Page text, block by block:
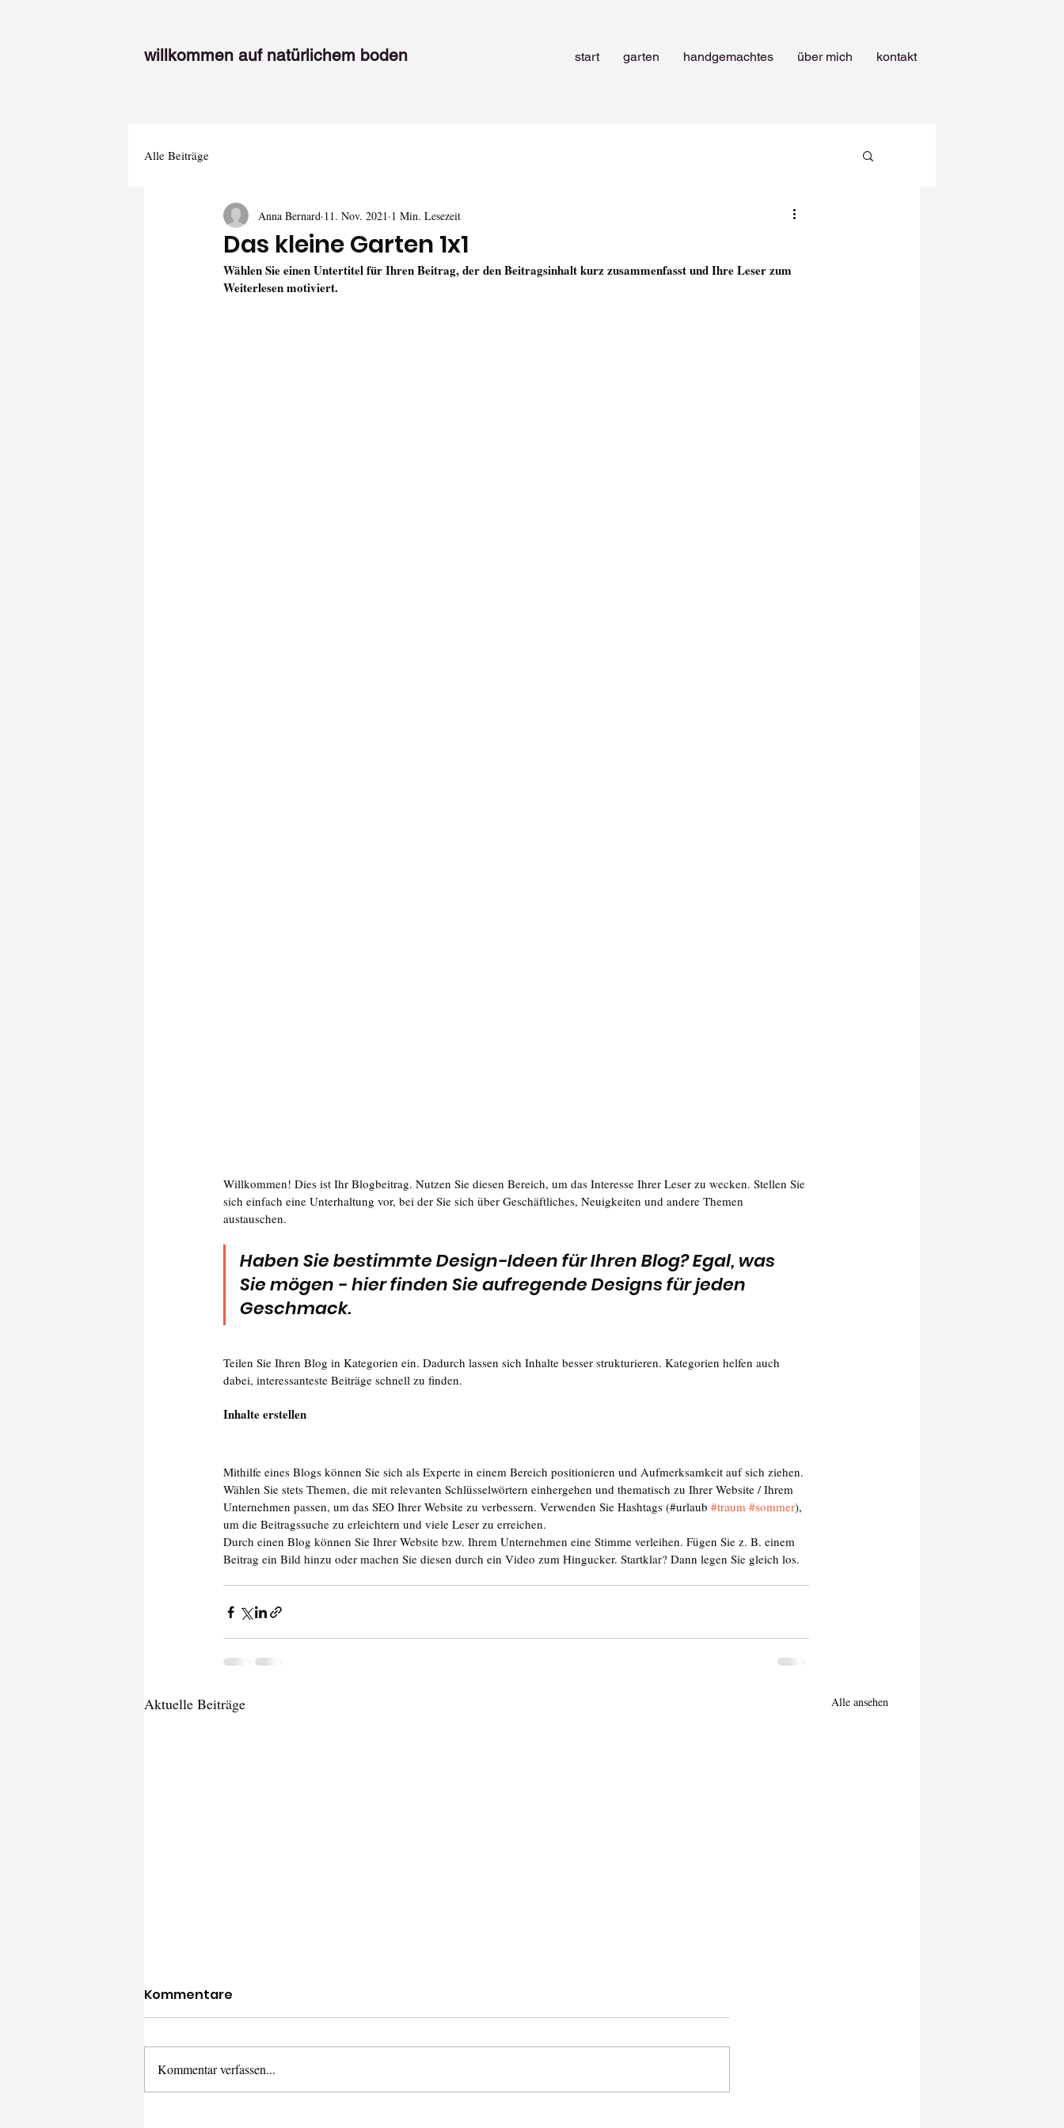
start garten handgemachtes über mich kontakt
willkommen auf natürlichem boden
Alle Beiträge
Das kleine Garten 1x1
Anna Bernard 11. Nov. 2021 1 Min. Lesezeit
Wählen Sie einen Untertitel für Ihren Beitrag, der den Beitragsinhalt kurz zusammenfasst und Ihre Leser zum
Weiterlesen motiviert.
Willkommen! Dies ist Ihr Blogbeitrag. Nutzen Sie diesen Bereich, um das Interesse Ihrer Leser zu wecken. Stellen Sie
sich einfach eine Unterhaltung vor, bei der Sie sich über Geschäftliches, Neuigkeiten und andere Themen
austauschen.
Haben Sie bestimmte Design-Ideen für Ihren Blog? Egal, was
Sie mögen - hier finden Sie aufregende Designs für jeden
Geschmack.
Teilen Sie Ihren Blog in Kategorien ein. Dadurch lassen sich Inhalte besser strukturieren. Kategorien helfen auch
dabei, interessanteste Beiträge schnell zu finden.
Inhalte erstellen
Mithilfe eines Blogs können Sie sich als Experte in einem Bereich positionieren und Aufmerksamkeit auf sich ziehen.
Wählen Sie stets Themen, die mit relevanten Schlüsselwörtern einhergehen und thematisch zu Ihrer Website / Ihrem
Unternehmen passen, um das SEO Ihrer Website zu verbessern. Verwenden Sie Hashtags (#urlaub #traum #sommer),
um die Beitragssuche zu erleichtern und viele Leser zu erreichen.
Durch einen Blog können Sie Ihrer Website bzw. Ihrem Unternehmen eine Stimme verleihen. Fügen Sie z. B. einem
Beitrag ein Bild hinzu oder machen Sie diesen durch ein Video zum Hingucker. Startklar? Dann legen Sie gleich los.
Aktuelle Beiträge Alle ansehen
Kommentare
Kommentar verfassen...